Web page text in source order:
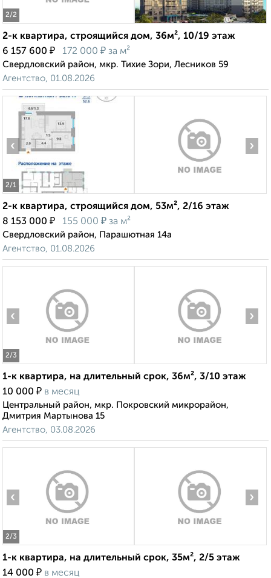
2/2
2-к квартира, строящийся дом, 36м², 10/19 этаж
6 157 600 ₽ 172 000 ₽ за м²
Свердловский район, мкр. Тихие Зори, Лесников 59
Агентство, 01.08.2026
2/1
‹ ›
2-к квартира, строящийся дом, 53м², 2/16 этаж
8 153 000 ₽ 155 000 ₽ за м²
Свердловский район, Парашютная 14а
Агентство, 01.08.2026
2/3
‹ ›
1-к квартира, на длительный срок, 36м², 3/10 этаж
10 000 ₽ в месяц
Центральный район, мкр. Покровский микрорайон,
Дмитрия Мартынова 15
Агентство, 03.08.2026
2/3
‹ ›
1-к квартира, на длительный срок, 35м², 2/5 этаж
14 000 ₽ в месяц